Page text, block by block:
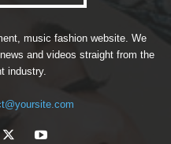
music fashion website. We
and videos straight from the
industry.